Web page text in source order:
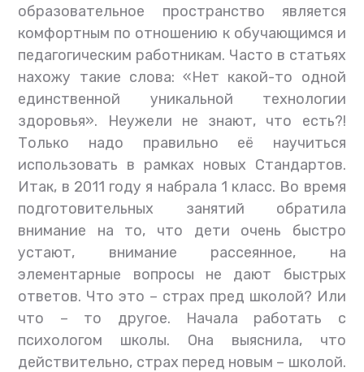
образовательное пространство является
комфортным по отношению к обучающимся и
педагогическим работникам. Часто в статьях
нахожу такие слова: «Нет какой-то одной
единственной уникальной технологии
здоровья». Неужели не знают, что есть?!
Только надо правильно её научиться
использовать в рамках новых Стандартов.
Итак, в 2011 году я набрала 1 класс. Во время
подготовительных занятий обратила
внимание на то, что дети очень быстро
устают, внимание рассеянное, на
элементарные вопросы не дают быстрых
ответов. Что это – страх пред школой? Или
что – то другое. Начала работать с
психологом школы. Она выяснила, что
действительно, страх перед новым – школой.